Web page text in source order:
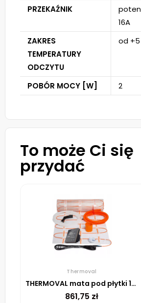
PRZEKAŹNIK
16A
ZAKRES
TEMPERATURY
ODCZYTU
od
POBÓR MOCY [W] 2
To może Ci się
przydać
Thermoval
THERMOVAL mata pod płytki 170 W/m²-4m²+TVT30 CM
861,75 zł